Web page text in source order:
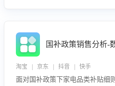
国补政策销售分析-
淘宝 | 京东 | 抖音 | 快手
面对国补政策下家电品类补贴细